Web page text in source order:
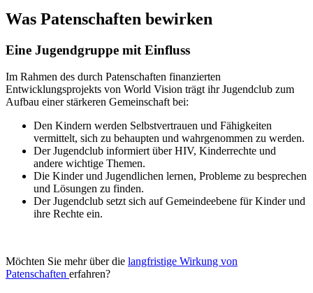
Was Patenschaften bewirken
Eine Jugendgruppe mit Einfluss
Im Rahmen des durch Patenschaften finanzierten
Entwicklungsprojekts von World Vision trägt ihr Jugendclub zum
Aufbau einer stärkeren Gemeinschaft bei:
Den Kindern werden Selbstvertrauen und Fähigkeiten
vermittelt, sich zu behaupten und wahrgenommen zu werden.
Der Jugendclub informiert über HIV, Kinderrechte und
andere wichtige Themen.
Die Kinder und Jugendlichen lernen, Probleme zu besprechen
und Lösungen zu finden.
Der Jugendclub setzt sich auf Gemeindeebene für Kinder und
ihre Rechte ein.
Möchten Sie mehr über die langfristige Wirkung von
Patenschaften erfahren?